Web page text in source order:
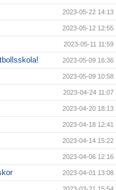
2023-05-22 14:13
2023-05-12 12:55
2023-05-11 11:59
2023-05-09 16:36
2023-05-09 10:58
2023-04-24 11:07
2023-04-20 18:13
2023-04-18 12:41
2023-04-14 15:22
2023-04-06 12:16
2023-04-01 13:08